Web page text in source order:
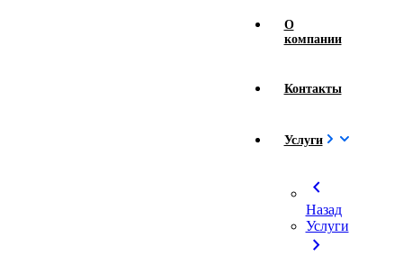
О
компании
Контакты
Услуги
chevron_left
Назад
Услуги
chevron_right